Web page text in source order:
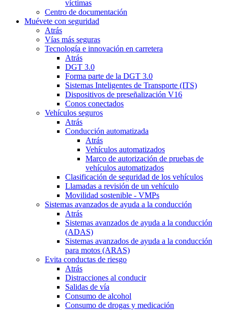
víctimas
Centro de documentación
Muévete con seguridad
Atrás
Vías más seguras
Tecnología e innovación en carretera
Atrás
DGT 3.0
Forma parte de la DGT 3.0
Sistemas Inteligentes de Transporte (ITS)
Dispositivos de preseñalización V16
Conos conectados
Vehículos seguros
Atrás
Conducción automatizada
Atrás
Vehículos automatizados
Marco de autorización de pruebas de
vehículos automatizados
Clasificación de seguridad de los vehículos
Llamadas a revisión de un vehículo
Movilidad sostenible - VMPs
Sistemas avanzados de ayuda a la conducción
Atrás
Sistemas avanzados de ayuda a la conducción
(ADAS)
Sistemas avanzados de ayuda a la conducción
para motos (ARAS)
Evita conductas de riesgo
Atrás
Distracciones al conducir
Salidas de vía
Consumo de alcohol
Consumo de drogas y medicación